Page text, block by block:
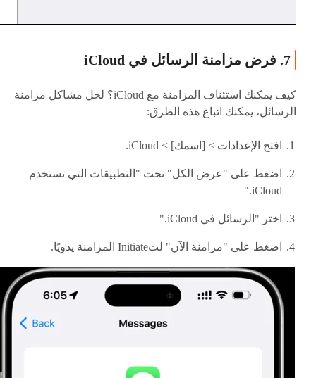
7. فرض مزامنة الرسائل في iCloud
كيف يمكنك استئناف المزامنة مع iCloud؟ لحل مشاكل مزامنة
الرسائل، يمكنك اتباع هذه الطرق:
افتح الإعدادات > [اسمك] > iCloud.
اضغط على "عرض الكل" تحت "التطبيقات التي تستخدم
iCloud."
اختر "الرسائل في iCloud."
اضغط على "مزامنة الآن" لتInitiate المزامنة يدويًا.